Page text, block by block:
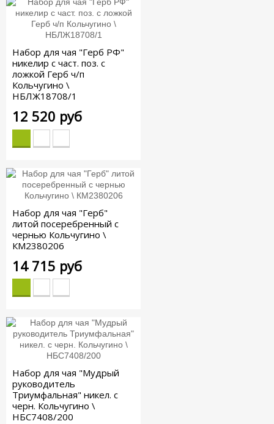
Набор для чая "Герб РФ"
никелир с част. поз. с
ложкой Герб ч/п
Кольчугино \
НБЛЖ18708/1
12 520 руб
Набор для чая "Герб"
литой посеребренный с
чернью Кольчугино \
КМ2380206
14 715 руб
Набор для чая "Мудрый
руководитель
Триумфальная" никел. с
черн. Кольчугино \
НБС7408/200